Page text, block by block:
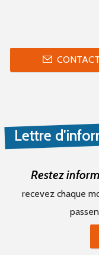
Lettre
Restez
recevez chaque